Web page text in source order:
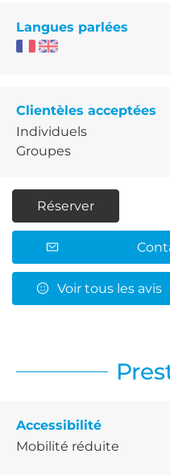
Langues parlées
Clientèles acceptées
Individuels
Groupes
Réserver
Voir tous les avis
Accessibilité
Mobilité réduite